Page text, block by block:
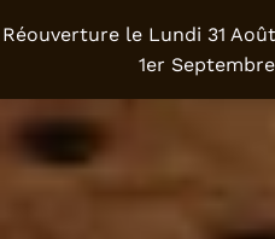
Réouverture le Lundi 31
1er